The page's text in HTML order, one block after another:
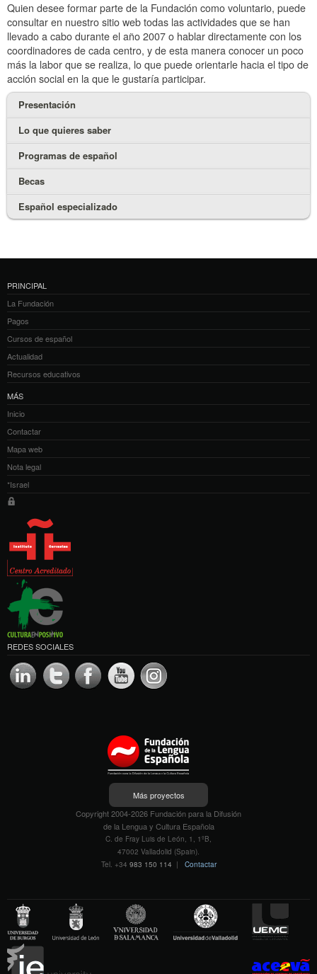
Quien desee formar parte de la Fundación como voluntario, puede
consultar en nuestro sitio web todas las actividades que se han
llevado a cabo durante el año 2007 o hablar directamente con los
coordinadores de cada centro, y de esta manera conocer un poco
más la labor que se realiza, lo que puede orientarle hacia el tipo de
acción social en la que le gustaría participar.
Presentación
Lo que quieres saber
Programas de español
Becas
Español especializado
PRINCIPAL
La Fundación
Pagos
Cursos de español
Actualidad
Recursos educativos
MÁS
Inicio
Contactar
Mapa web
Nota legal
*Israel
REDES SOCIALES
Más proyectos
Copyright 2004-2026 Fundación para la Difusión
de la Lengua y Cultura Española
C. de Fray Luis de León, 1, 1ºB,
47002 Valladolid (Spain).
Tel. +34 983 150 114 | Contactar